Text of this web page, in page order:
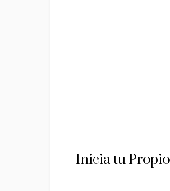
Inicia tu